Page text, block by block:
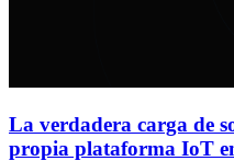
La verdadera carga de
propia plataforma IoT